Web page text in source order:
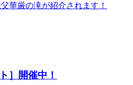
華厳の滝が紹介されます！
］開催中！